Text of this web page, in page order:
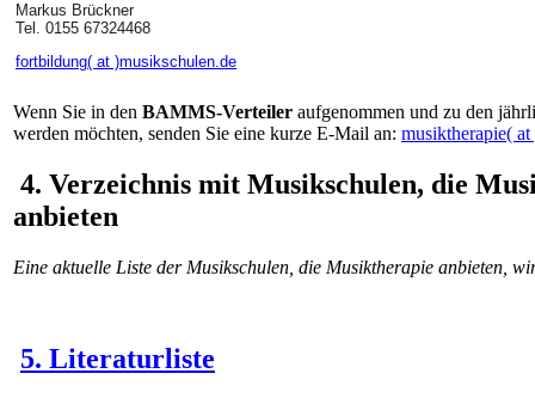
Markus Brückner
Tel. 0155 67324468
fortbildung( at )musikschulen.de
Wenn Sie in den BAMMS-Verteiler aufgenommen und zu den
werden möchten, senden Sie eine kurze E-Mail an: musiktherapie(
4. Verzeichnis mit Musikschulen, die
anbieten
Eine aktuelle Liste der Musikschulen, die Musiktherapie anbieten,
5. Literaturliste